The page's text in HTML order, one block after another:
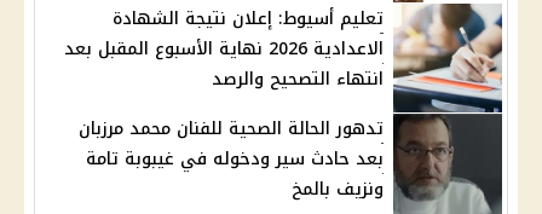
تعليم أسيوط: إعلان نتيجة الشهادة
الاعدادية 2026 نهاية الأسبوع المقبل بعد
انتهاء التصحيح والرصد
تدهور الحالة الصحية للفنان محمد مرزبان
بعد حادث سير ودخوله في غيبوبة تامة
ونزيف بالمخ